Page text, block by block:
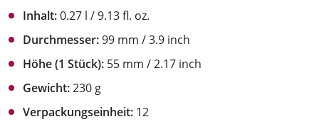
Inhalt:0.27 l / 9.13 fl. oz.
Durchmesser:99 mm / 3.9 inch
Höhe (1 Stück): 55 mm / 2.17 inch
Gewicht:230 g
Verpackungseinheit: 12